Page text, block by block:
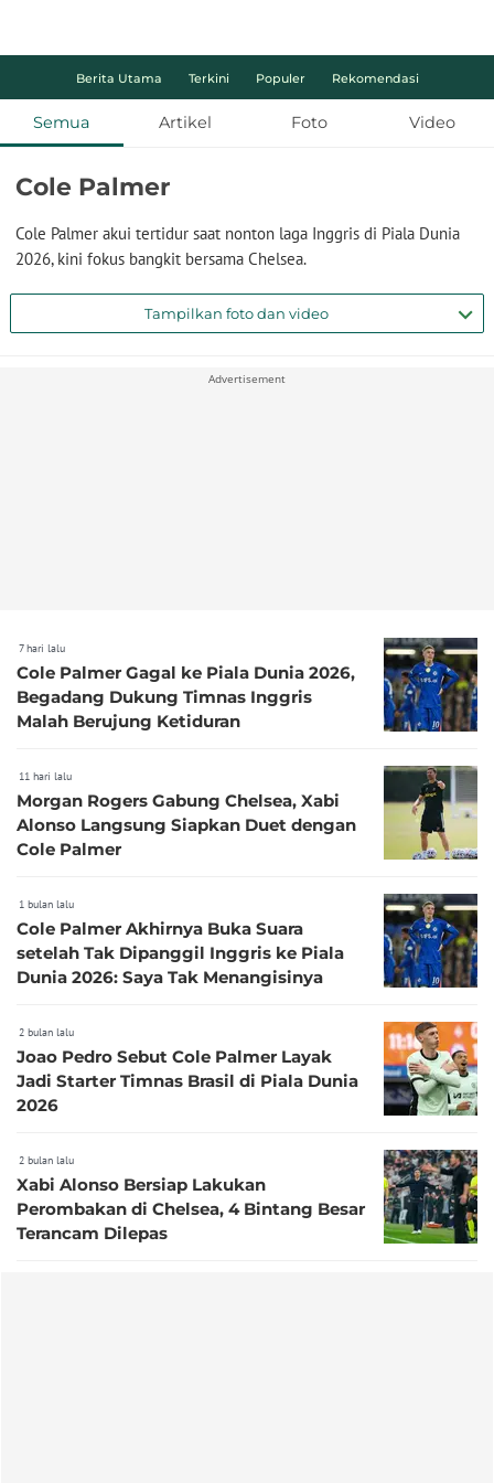
Berita Utama Terkini Populer Rekomendasi
Semua Artikel Foto Video
Cole Palmer
Cole Palmer akui tertidur saat nonton laga Inggris di Piala Dunia
2026, kini fokus bangkit bersama Chelsea.
Tampilkan foto dan video
Advertisement
7 hari lalu
Cole Palmer Gagal ke Piala Dunia 2026,
Begadang Dukung Timnas Inggris
Malah Berujung Ketiduran
11 hari lalu
Morgan Rogers Gabung Chelsea, Xabi
Alonso Langsung Siapkan Duet dengan
Cole Palmer
1 bulan lalu
Cole Palmer Akhirnya Buka Suara
setelah Tak Dipanggil Inggris ke Piala
Dunia 2026: Saya Tak Menangisinya
2 bulan lalu
Joao Pedro Sebut Cole Palmer Layak
Jadi Starter Timnas Brasil di Piala Dunia
2026
2 bulan lalu
Xabi Alonso Bersiap Lakukan
Perombakan di Chelsea, 4 Bintang Besar
Terancam Dilepas